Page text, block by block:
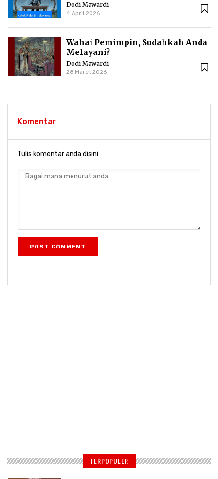
Dodi Mawardi
4 April 2026
Wahai Pemimpin, Sudahkah Anda
Melayani?
Dodi Mawardi
28 Maret 2026
Komentar
Tulis komentar anda disini
POST COMMENT
TERPOPULER